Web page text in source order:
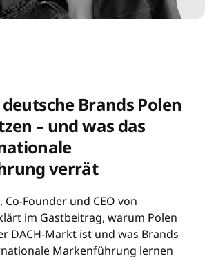
Brands Polen
– und was das
verrät
Founder und CEO von
im Gastbeitrag, warum Polen
DACH-Markt ist und was Brands
Markenführung lernen